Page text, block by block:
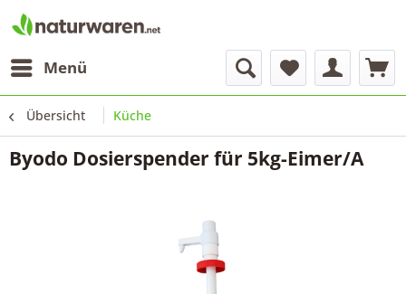
Menü
Übersicht Küche
Byodo Dosierspender für 5kg-Eimer/A